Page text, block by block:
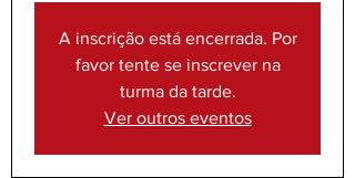
A inscrição está encerrada. Por
favor tente se inscrever na
turma da tarde.
Ver outros eventos